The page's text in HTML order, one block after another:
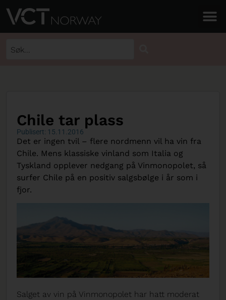
Chile tar plass
Publisert: 15.11.2016
Det er ingen tvil – flere nordmenn vil ha vin fra
Chile. Mens klassiske vinland som Italia og
Tyskland opplever nedgang på Vinmonopolet, så
surfer Chile på en positiv salgsbølge i år som i
fjor.
Salget av vin på Vinmonopolet har hatt moderat